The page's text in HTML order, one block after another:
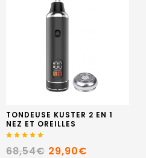
TONDEUSE KUSTER 2 EN 1
NEZ ET OREILLES
68,54€ 29,90€